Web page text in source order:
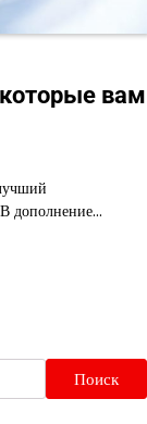
вам
дополнение…
Поиск